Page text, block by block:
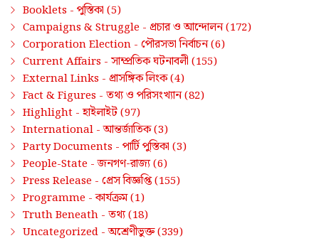
Booklets - পুস্তিকা (5)
Campaigns & Struggle - প্রচার ও আন্দোলন(172)
Corporation Election - পৌরসভা নির্বাচন(6)
Current Affairs - সাম্প্রতিক ঘটনাবলী (155)
External Links - প্রাসঙ্গিক লিংক(4)
Fact & Figures - তথ্য ও পরিসংখ্যান(82)
Highlight -হাইলাইট(97)
International -আন্তর্জাতিক(3)
Party Documents - পার্টি পুস্তিকা (3)
People-State -জনগণ-রাজ্য(6)
Press Release - প্রেস বিজ্ঞপ্তি(155)
Programme -কার্যক্রম(1)
Truth Beneath - তথ্য(18)
Uncategorized -অশ্রেণীভুক্ত(339)